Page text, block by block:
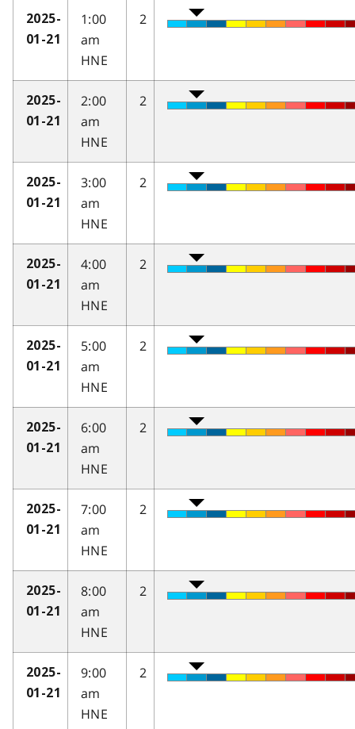
2025-
01-21
1:00
am
HNE
2
2025-
01-21
2:00
am
HNE
2
2025-
01-21
3:00
am
HNE
2
2025-
01-21
4:00
am
HNE
2
2025-
01-21
5:00
am
HNE
2
2025-
01-21
6:00
am
HNE
2
2025-
01-21
7:00
am
HNE
2
2025-
01-21
8:00
am
HNE
2
2025-
01-21
9:00
am
HNE
2